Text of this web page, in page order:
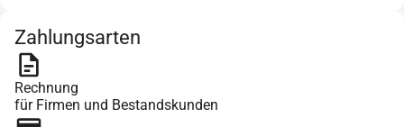
Zahlungsarten
Rechnung
für Firmen und Bestandskunden